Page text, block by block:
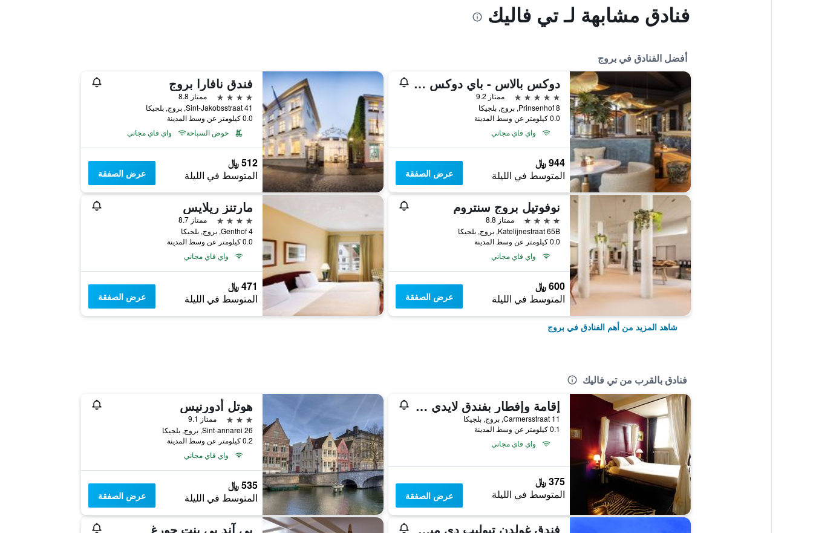
فنادق مشابهة لـ تي فاليك
أفضل الفنادق في بروج
دوكس بالاس - باي دوكس هوتل كوليكشن
5 نجوم
ممتاز 9.2
Prinsenhof 8, بروج, بلجيكا
0.0 كيلومتر عن وسط المدينة
واي فاي مجاني
944 ﷼
المتوسط في الليلة عرض الصفقة
فندق نافارا بروج
4 نجوم
ممتاز 8.8
Sint-Jakobsstraat 41, بروج, بلجيكا
0.0 كيلومتر عن وسط المدينة
حوض السباحة
واي فاي مجاني
512 ﷼
المتوسط في الليلة عرض الصفقة
نوفوتيل بروج سنتروم
4 نجوم
ممتاز 8.8
Katelijnestraat 65B, بروج, بلجيكا
0.0 كيلومتر عن وسط المدينة
واي فاي مجاني
600 ﷼
المتوسط في الليلة عرض الصفقة
مارتنز ريلايس
4 نجوم
ممتاز 8.7
Genthof 4, بروج, بلجيكا
0.0 كيلومتر عن وسط المدينة
واي فاي مجاني
471 ﷼
المتوسط في الليلة عرض الصفقة
شاهد المزيد من أهم الفنادق في بروج
فنادق بالقرب من تي فاليك
إقامة وإفطار بفندق لايدي جاين
Carmersstraat 11, بروج, بلجيكا
0.1 كيلومتر عن وسط المدينة
واي فاي مجاني
375 ﷼
المتوسط في الليلة عرض الصفقة
هوتل أدورنيس
3 نجوم
ممتاز 9.1
Sint-annarei 26, بروج, بلجيكا
0.2 كيلومتر عن وسط المدينة
واي فاي مجاني
535 ﷼
المتوسط في الليلة عرض الصفقة
فندق غولدن تيوليب دي ميديتشي بي آند بي بنت جورغ